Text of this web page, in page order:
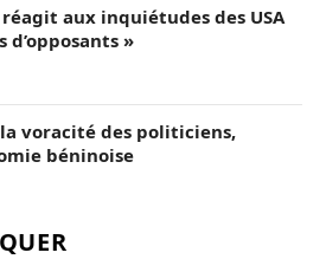
aux inquiétudes des USA
»
voracité des politiciens,
béninoise